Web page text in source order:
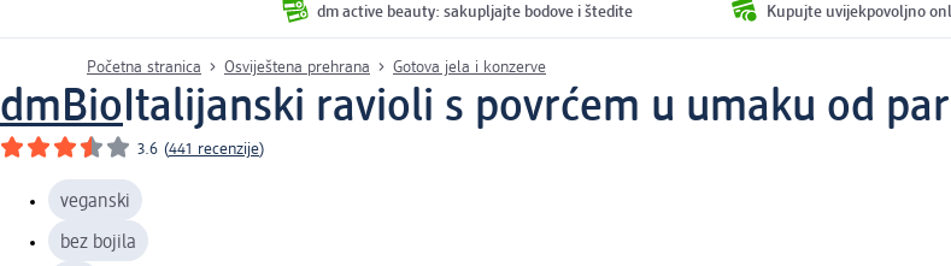
dm active beauty: sakupljajte bodove i štedite Kupujte uvijekpovoljno
Početna stranica Osviještena prehrana Gotova jela i konzerve
dmBioItalijanski ravioli s povrćem u umaku od
3.6 (441 recenzije)
veganski
bez bojila